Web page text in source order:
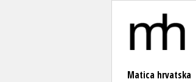
Matica hrvatska